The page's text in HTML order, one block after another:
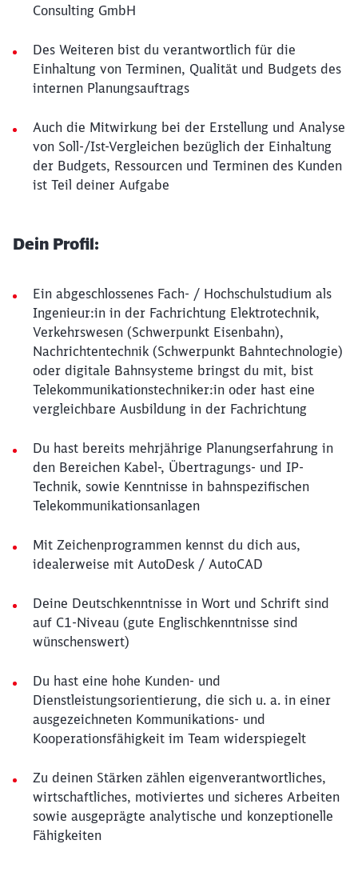
Consulting GmbH
Des Weiteren bist du verantwortlich für die
Einhaltung von Terminen, Qualität und Budgets des
internen Planungsauftrags
Auch die Mitwirkung bei der Erstellung und Analyse
von Soll-/Ist-Vergleichen bezüglich der Einhaltung
der Budgets, Ressourcen und Terminen des Kunden
ist Teil deiner Aufgabe
Dein Profil:
Ein abgeschlossenes Fach- / Hochschulstudium als
Ingenieur:in in der Fachrichtung Elektrotechnik,
Verkehrswesen (Schwerpunkt Eisenbahn),
Nachrichtentechnik (Schwerpunkt Bahntechnologie)
oder digitale Bahnsysteme bringst du mit, bist
Telekommunikationstechniker:in oder hast eine
vergleichbare Ausbildung in der Fachrichtung
Du hast bereits mehrjährige Planungserfahrung in
den Bereichen Kabel-, Übertragungs- und IP-
Technik, sowie Kenntnisse in bahnspezifischen
Telekommunikationsanlagen
Mit Zeichenprogrammen kennst du dich aus,
idealerweise mit AutoDesk / AutoCAD
Deine Deutschkenntnisse in Wort und Schrift sind
auf C1-Niveau (gute Englischkenntnisse sind
wünschenswert)
Du hast eine hohe Kunden- und
Dienstleistungsorientierung, die sich u. a. in einer
ausgezeichneten Kommunikations- und
Kooperationsfähigkeit im Team widerspiegelt
Zu deinen Stärken zählen eigenverantwortliches,
wirtschaftliches, motiviertes und sicheres Arbeiten
sowie ausgeprägte analytische und konzeptionelle
Fähigkeiten